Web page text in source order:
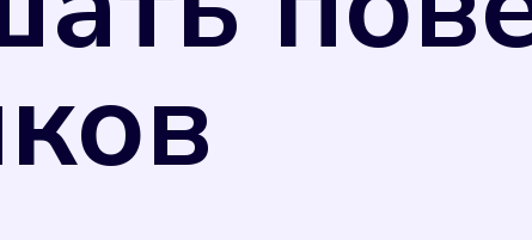
потребляемых коммунальных